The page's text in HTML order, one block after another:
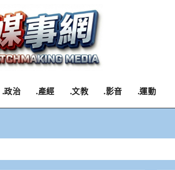
.政治 .產經 .文教 .影音 .運動